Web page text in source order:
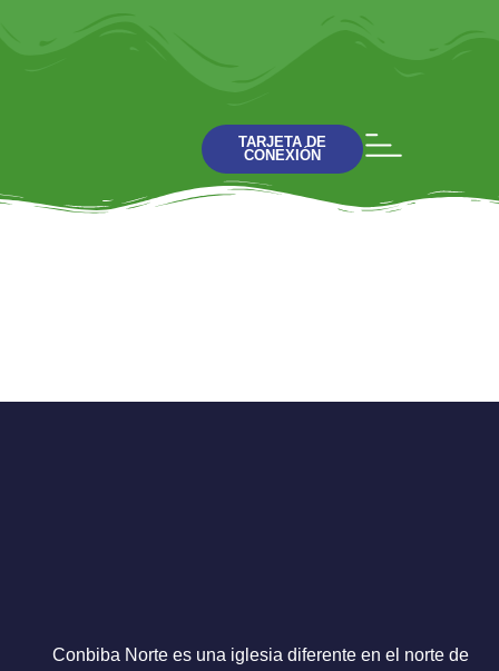
TARJETA DE
CONEXIÓN
Conbiba Norte es una iglesia diferente en el norte de